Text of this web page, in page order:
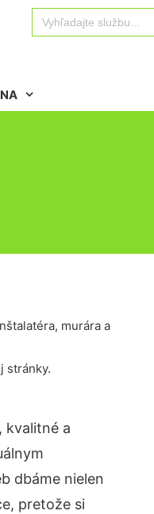
Search
for:
murára a
stránky.
kvalitné a
dbáme nielen
pretože si